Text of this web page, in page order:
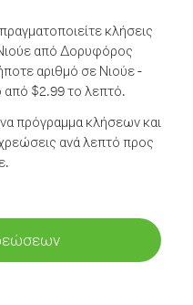
κλήσεις
από Δορυφόρος
αριθμό σε Νιούε -
από $2.99 το λεπτό.
πρόγραμμα κλήσεων και
ανά λεπτό προς